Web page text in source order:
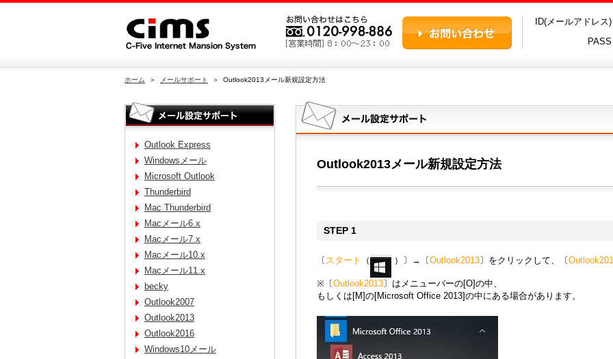
ID(メールアドレス
ホーム ＞ メールサポート ＞ Outlook2013メール新規設定方法
Outlook Express
Windowsメール
Microsoft Outlook
Thunderbird
Mac Thunderbird
Macメール6.x
Macメール7.x
Macメール10.x
Macメール11.x
becky
Outlook2007
Outlook2013
Outlook2016
Windows10メール
Outlook2013メール新規設定方法
STEP 1
〔 スタート （ ）〕→〔Outlook2013〕をクリックして、〔
※〔Outlook2013〕はメニューバーの[O]の中、
もしくは[M]の[Microsoft Office 2013]の中にある場合があります。